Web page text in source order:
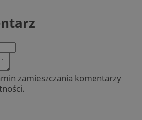
zamieszczania komentarzy